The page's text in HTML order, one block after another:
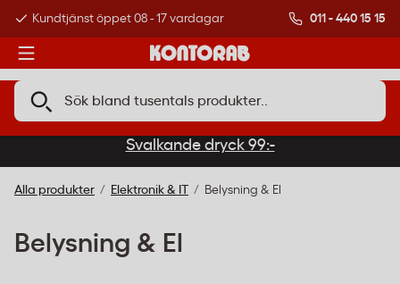
Kundtjänst öppet 08 - 17 vardagar Över 500 000
011 - 440 15 15
Svalkande dryck 99:-
Alla produkter Elektronik & IT Belysning & El
Belysning & El